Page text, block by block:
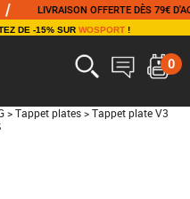
LIVRAISON OFFERTE DÈS 79€ D'ACHAT
DE -15% SUR WOSPORT!
0
> Tappet plates > Tappet plate V3